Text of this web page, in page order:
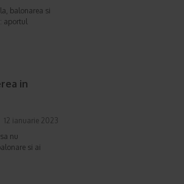
balonarea si
aportul
in
12 ianuarie 2023
nu
si ai